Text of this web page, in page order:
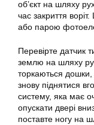
об’єкт на шляху
час закриття
або парою
Перевірте датчик
землю на шляху
торкаються дошки,
знову піднятися
систему, яка має
опускати двері
поставте ногу на